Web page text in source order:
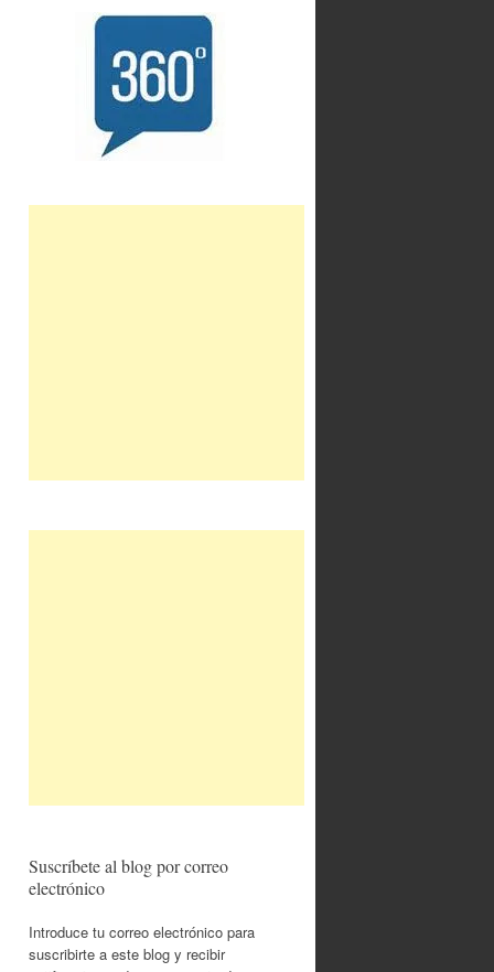
Suscríbete al blog por correo
electrónico
Introduce tu correo electrónico para
suscribirte a este blog y recibir